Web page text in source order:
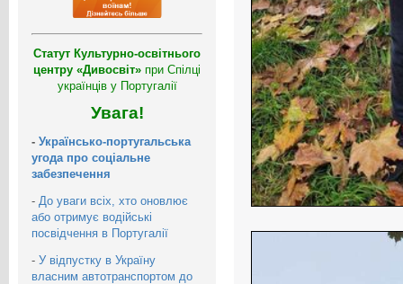
Статут Культурно-освітнього
центру «Дивосвіт» при Спілці
українців у Португалії
Увага!
- Українсько-португальська
угода про соціальне
забезпечення
- До уваги всіх, хто оновлює
або отримує водійські
посвідчення в Португалії
- У відпустку в Україну
власним автотранспортом до